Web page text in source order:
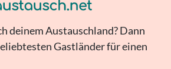
deinem Austauschland? Dann
Gastländer für einen